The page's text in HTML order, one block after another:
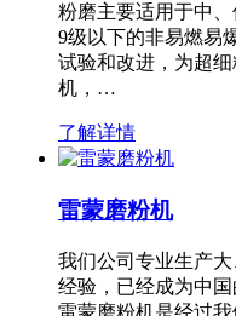
粉磨主要适用于中
9级以下的非易燃易
试验和改进，为超
机，…
了解详情
雷蒙磨粉机
我们公司专业生产
经验，已经成为中
雷蒙磨粉机是经过